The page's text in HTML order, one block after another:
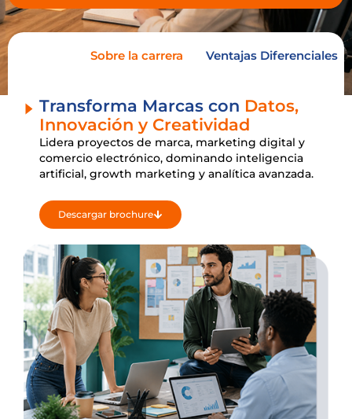
Sobre la carrera Ventajas Diferenciales
Transforma Marcas con Datos,
Innovación y Creatividad
Lidera proyectos de marca, marketing digital y
comercio electrónico, dominando inteligencia
artificial, growth marketing y analítica avanzada.
Descargar brochure